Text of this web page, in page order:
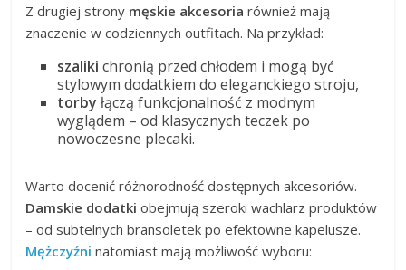
Z drugiej strony męskie akcesoria również mają
znaczenie w codziennych outfitach. Na przykład:
szaliki chronią przed chłodem i mogą być
stylowym dodatkiem do eleganckiego stroju,
torby łączą funkcjonalność z modnym
wyglądem – od klasycznych teczek po
nowoczesne plecaki.
Warto docenić różnorodność dostępnych akcesoriów.
Damskie dodatki obejmują szeroki wachlarz produktów
– od subtelnych bransoletek po efektowne kapelusze.
Mężczyźni natomiast mają możliwość wyboru: